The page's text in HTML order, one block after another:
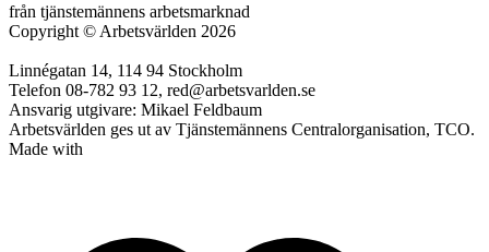
från tjänstemännens arbetsmarknad
Copyright © Arbetsvärlden 2026
Linnégatan 14, 114 94 Stockholm
Telefon 08-782 93 12, red@arbetsvarlden.se
Ansvarig utgivare: Mikael Feldbaum
Arbetsvärlden ges ut av Tjänstemännens Centralorganisation, TCO.
Made with